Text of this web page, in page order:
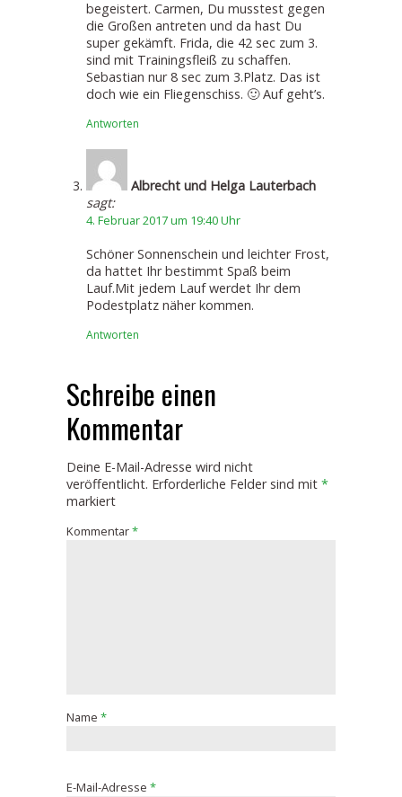
begeistert. Carmen, Du musstest gegen
die Großen antreten und da hast Du
super gekämft. Frida, die 42 sec zum 3.
sind mit Trainingsfleiß zu schaffen.
Sebastian nur 8 sec zum 3.Platz. Das ist
doch wie ein Fliegenschiss. 🙂 Auf geht’s.
Antworten
Albrecht und Helga Lauterbach
sagt:
4. Februar 2017 um 19:40 Uhr
Schöner Sonnenschein und leichter Frost,
da hattet Ihr bestimmt Spaß beim
Lauf.Mit jedem Lauf werdet Ihr dem
Podestplatz näher kommen.
Antworten
Schreibe einen
Kommentar
Deine E-Mail-Adresse wird nicht
veröffentlicht. Erforderliche Felder sind mit *
markiert
Kommentar*
Name *
E-Mail-Adresse *